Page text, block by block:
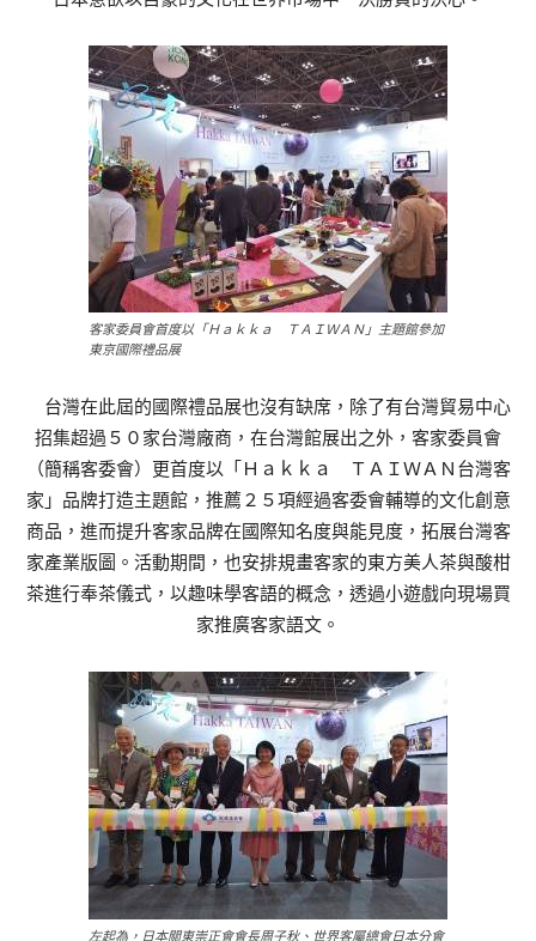
客家委員會首度以「Ｈａｋｋａ ＴＡＩＷＡＮ」主題館參加
東京國際禮品展
台灣在此屆的國際禮品展也沒有缺席，除了有台灣貿易中心
招集超過５０家台灣廠商，在台灣館展出之外，客家委員會
（簡稱客委會）更首度以「Ｈａｋｋａ ＴＡＩＷＡＮ台灣客
家」品牌打造主題館，推薦２５項經過客委會輔導的文化創意
商品，進而提升客家品牌在國際知名度與能見度，拓展台灣客
家產業版圖。活動期間，也安排規畫客家的東方美人茶與酸柑
茶進行奉茶儀式，以趣味學客語的概念，透過小遊戲向現場買
家推廣客家語文。
左起為，日本關東崇正會會長周子秋、世界客屬總會日本分會